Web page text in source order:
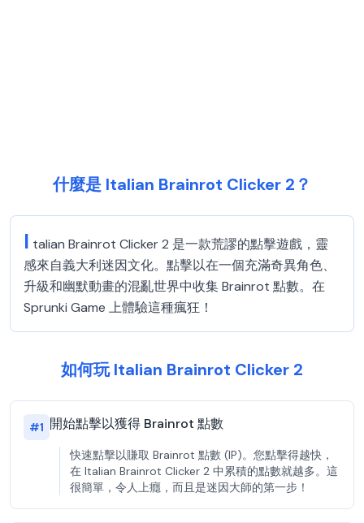
什麼是 Italian Brainrot Clicker 2？
I talian Brainrot Clicker 2 是一款荒謬的點擊遊戲，靈
感來自義大利迷因文化。點擊以在一個充滿奇異角色、
升級和幽默動畫的混亂世界中收集 Brainrot 點數。在
Sprunki Game 上體驗這種瘋狂！
如何玩 Italian Brainrot Clicker 2
#1 開始點擊以獲得 Brainrot 點數
快速點擊以賺取 Brainrot 點數 (IP)。您點擊得越快，
在 Italian Brainrot Clicker 2 中累積的點數就越多。這
很簡單，令人上癮，而且是迷因大師的第一步！